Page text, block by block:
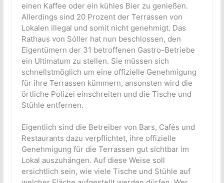
einen Kaffee oder ein kühles Bier zu genießen.
Allerdings sind 20 Prozent der Terrassen von
Lokalen illegal und somit nicht genehmigt. Das
Rathaus von Sóller hat nun beschlossen, den
Eigentümern der 31 betroffenen Gastro-Betriebe
ein Ultimatum zu stellen. Sie müssen sich
schnellstmöglich um eine offizielle Genehmigung
für ihre Terrassen kümmern, ansonsten wird die
örtliche Polizei einschreiten und die Tische und
Stühle entfernen.
Eigentlich sind die Betreiber von Bars, Cafés und
Restaurants dazu verpflichtet, ihre offizielle
Genehmigung für die Terrassen gut sichtbar im
Lokal auszuhängen. Auf diese Weise soll
ersichtlich sein, wie viele Tische und Stühle auf